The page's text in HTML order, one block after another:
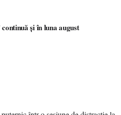
și în luna august